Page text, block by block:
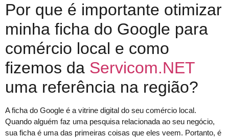
Por que é importante otimizar
minha ficha do Google para
comércio local e como
fizemos da Servicom.NET
uma referência na região?
A ficha do Google é a vitrine digital do seu comércio local.
Quando alguém faz uma pesquisa relacionada ao seu negócio,
sua ficha é uma das primeiras coisas que eles veem. Portanto, é